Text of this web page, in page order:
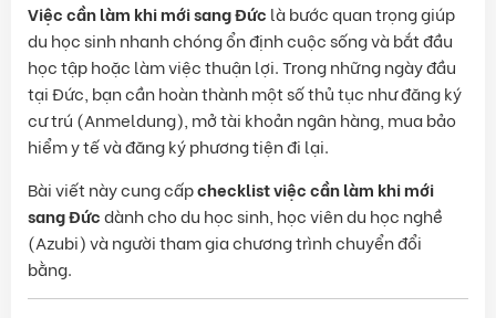
Việc cần làm khi mới sang Đức là bước quan trọng giúp
du học sinh nhanh chóng ổn định cuộc sống và bắt đầu
học tập hoặc làm việc thuận lợi. Trong những ngày đầu
tại Đức, bạn cần hoàn thành một số thủ tục như đăng ký
cư trú (Anmeldung), mở tài khoản ngân hàng, mua bảo
hiểm y tế và đăng ký phương tiện đi lại.
Bài viết này cung cấpchecklist việc cần làm khi mới
sang Đứcdành cho du học sinh, học viên du học nghề
(Azubi) và người tham gia chương trình chuyển đổi
bằng.